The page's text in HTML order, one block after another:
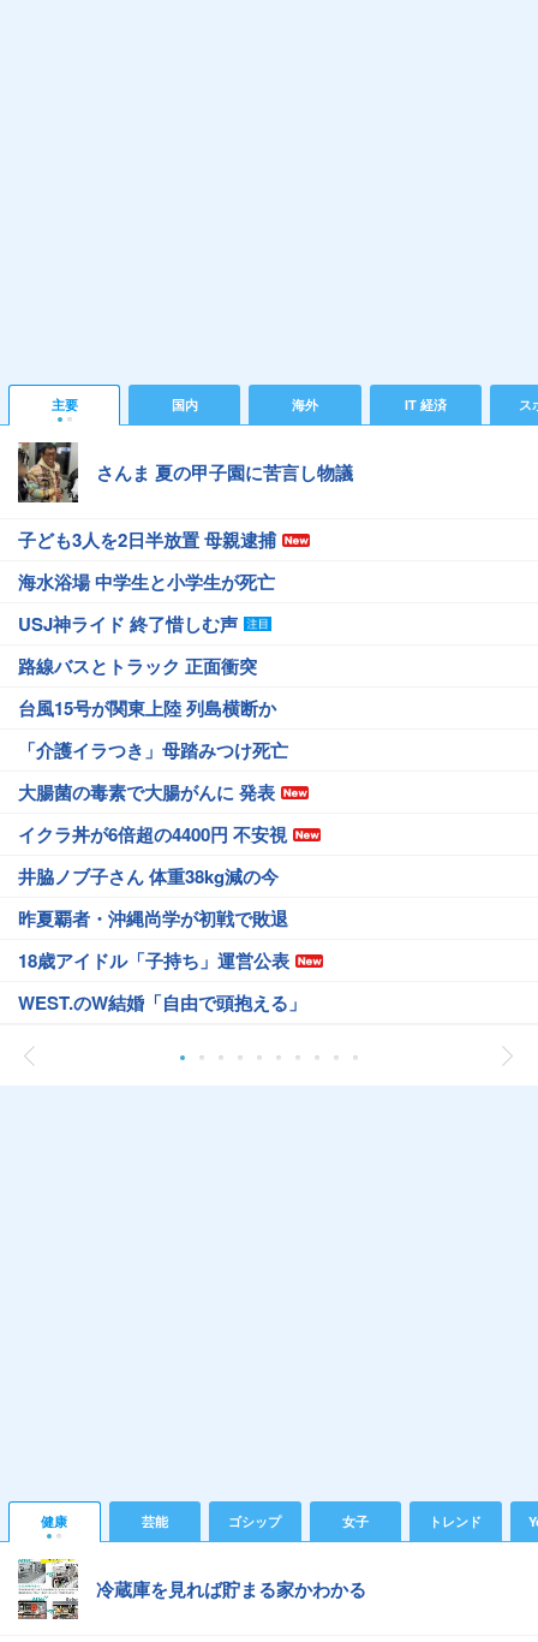
主要 国内 海外 IT 経済 ス
さんま 夏の甲子園に苦言し物議
子ども3人を2日半放置 母親逮捕
海水浴場 中学生と小学生が死亡
USJ神ライド 終了惜しむ声
路線バスとトラック 正面衝突
台風15号が関東上陸 列島横断か
「介護イラつき」母踏みつけ死亡
大腸菌の毒素で大腸がんに 発表
イクラ丼が6倍超の4400円 不安視
井脇ノブ子さん 体重38kg減の今
昨夏覇者・沖縄尚学が初戦で敗退
18歳アイドル「子持ち」運営公表
WEST.のW結婚「自由で頭抱える」
健康 芸能 ゴシップ 女子 トレンド
冷蔵庫を見れば貯まる家かわかる